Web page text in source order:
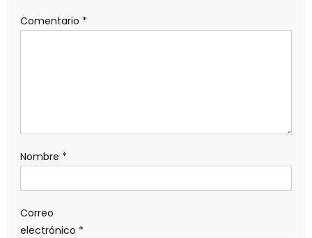
Comentario *
Nombre *
Correo
electrónico *